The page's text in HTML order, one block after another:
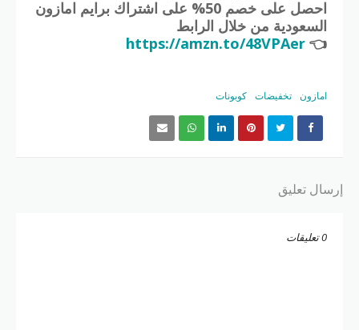
احصل على
خصم 50% على اشتراك برايم امازون
السعودية من خلال الرابط
👈
https://amzn.to/48VPAer
امازون تخفيضات كوبونات
إرسال تعليق
0 تعليقات